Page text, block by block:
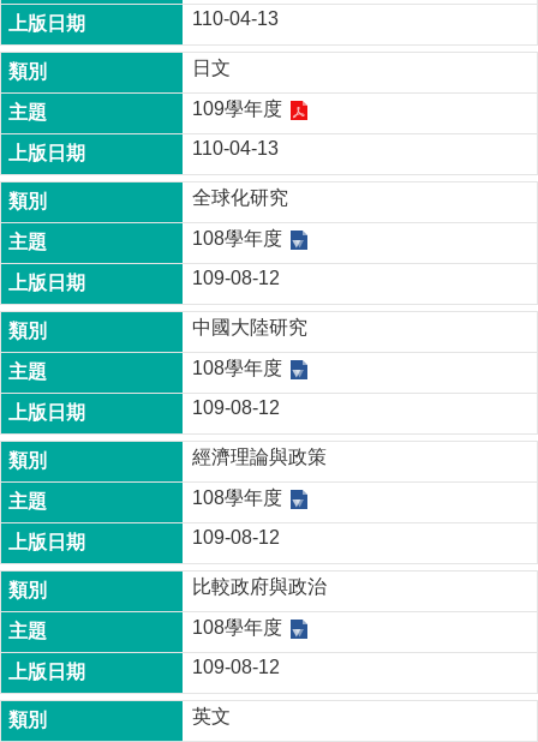
所
學
會
110-04-13
日文
109學年度
110-04-13
全球化研究
108學年度
109-08-12
中國大陸研究
108學年度
109-08-12
經濟理論與政策
108學年度
109-08-12
比較政府與政治
108學年度
109-08-12
英文